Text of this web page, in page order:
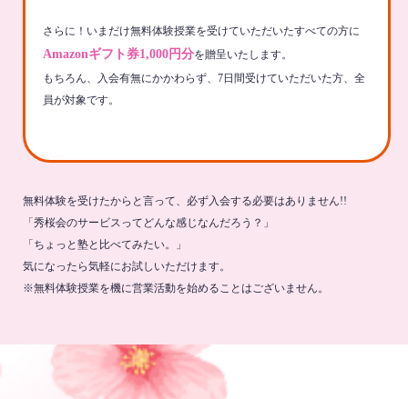
さらに！いまだけ無料体験授業を受けていただいたすべての方に
Amazonギフト券1,000円分を贈呈いたします。
もちろん、入会有無にかかわらず、7日間受けていただいた方、全
員が対象です。
無料体験を受けたからと言って、必ず入会する必要はありません!!
「秀桜会のサービスってどんな感じなんだろう？」
「ちょっと塾と比べてみたい。」
気になったら気軽にお試しいただけます。
※無料体験授業を機に営業活動を始めることはございません。